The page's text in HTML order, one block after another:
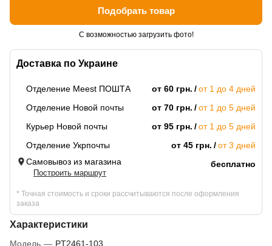
Доставка по Украине
Отделение Meest ПОШТА от 60 грн.
от 1 до 4 дней
Отделение Новой почты
от 70 грн.
от 1 до 5 дней
Курьер Новой почты
от 95 грн.
от 1 до 5 дней
Отделение Укрпочты
от 45 грн.
от 3 дней
Самовывоз из магазина
Построить маршрут
бесплатно
* Точная стоимость и сроки рассчитываются после оформления
заказа
Характеристики
Модель — PT2461-103
Подобрать товар
С возможностью загрузить фото!